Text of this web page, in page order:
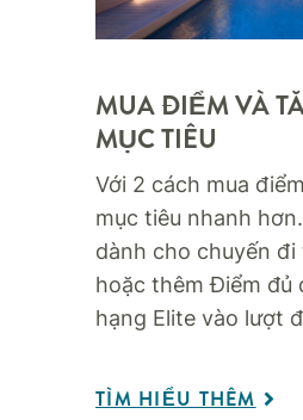
MUA ĐIỂM VÀ
MỤC TIÊU​
Với 2 cách mua
mục tiêu nhanh
dành cho chuyến
hoặc thêm Điểm đủ
hạng Elite vào lượt
TÌM HIỂU THÊM